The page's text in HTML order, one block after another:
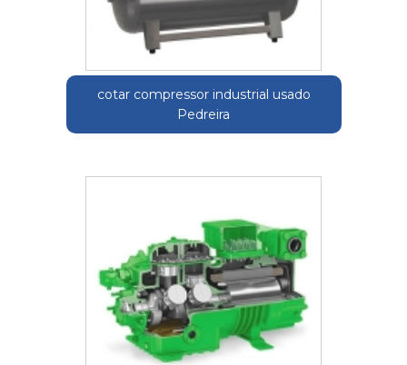
cotar compressor industrial usado
Pedreira